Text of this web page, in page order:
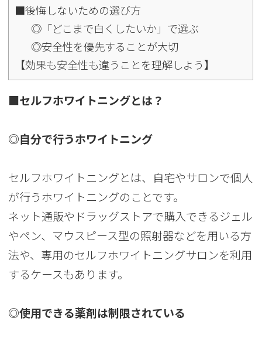
■後悔しないための選び方
◎「どこまで白くしたいか」で選ぶ
◎安全性を優先することが大切
【効果も安全性も違うことを理解しよう】
■セルフホワイトニングとは？
◎自分で行うホワイトニング
セルフホワイトニングとは、自宅やサロンで個人
が行うホワイトニングのことです。
ネット通販やドラッグストアで購入できるジェル
やペン、マウスピース型の照射器などを用いる方
法や、専用のセルフホワイトニングサロンを利用
するケースもあります。
◎使用できる薬剤は制限されている